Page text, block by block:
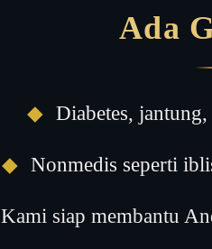
Ada
◆ Diabetes,
◆ Nonmedis seperti
Kami siap membantu